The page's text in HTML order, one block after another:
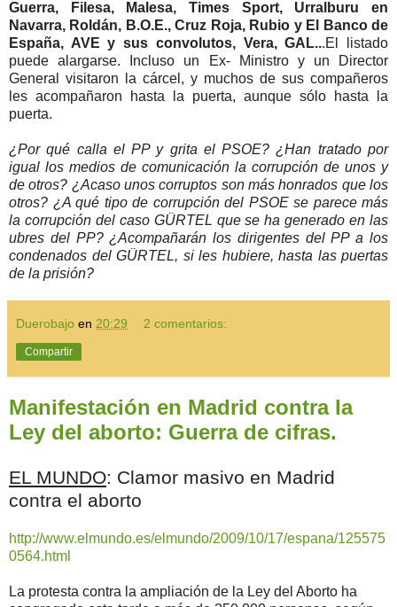
Guerra, Filesa, Malesa, Times Sport, Urralburu en
Navarra, Roldán, B.O.E., Cruz Roja, Rubio y El Banco de
España, AVE y sus convolutos, Vera, GAL...El listado
puede alargarse. Incluso un Ex- Ministro y un Director
General visitaron la cárcel, y muchos de sus compañeros
les acompañaron hasta la puerta, aunque sólo hasta la
puerta.
¿Por qué calla el PP y grita el PSOE? ¿Han tratado por
igual los medios de comunicación la corrupción de unos y
de otros? ¿Acaso unos corruptos son más honrados que los
otros? ¿A qué tipo de corrupción del PSOE se parece más
la corrupción del caso GÜRTEL que se ha generado en las
ubres del PP? ¿Acompañarán los dirigentes del PP a los
condenados del GÜRTEL, si les hubiere, hasta las puertas
de la prisión?
Duerobajo en 20:29 2 comentarios:
Compartir
Manifestación en Madrid contra la
Ley del aborto: Guerra de cifras.
EL MUNDO: Clamor masivo en Madrid
contra el aborto
http://www.elmundo.es/elmundo/2009/10/17/espana/125575
0564.html
La protesta contra la ampliación de la Ley del Aborto ha